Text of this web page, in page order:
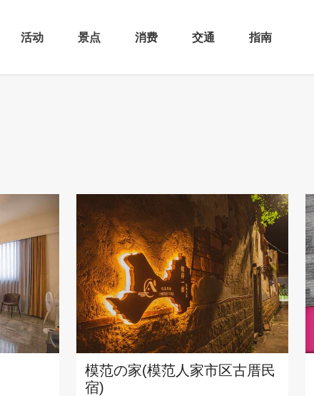
活动 景点 消费 交通 指南
模范の家(模范人家市区古厝民
宿)